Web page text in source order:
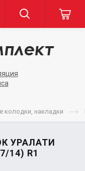
колодки, накладки
УРАЛАТИ
14) R1